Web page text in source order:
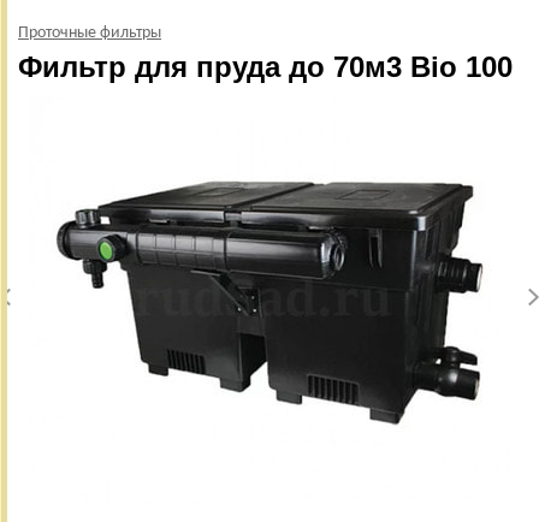
Проточные фильтры
Фильтр для пруда до 70м3 Bio 100